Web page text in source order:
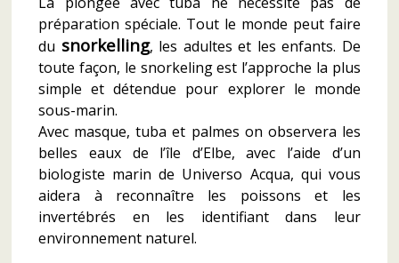
préparation spéciale. Tout le monde peut faire
du snorkelling, les adultes et les enfants. De
toute façon, le snorkeling est l’approche la plus
simple et détendue pour explorer le monde
sous-marin.
Avec masque, tuba et palmes on observera les
belles eaux de l’île d’Elbe, avec l’aide d’un
biologiste marin de Universo Acqua, qui vous
aidera à reconnaître les poissons et les
invertébrés en les identifiant dans leur
environnement naturel.